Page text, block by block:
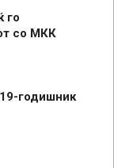
го
со МКК
годишник